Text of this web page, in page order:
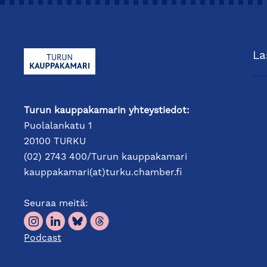
Turun kauppakamarin yhteystiedot:
Puolalankatu 1
20100 TURKU
(02) 2743 400/Turun kauppakamari
kauppakamari(at)turku.chamber.fi
Seuraa meitä:
Podcast